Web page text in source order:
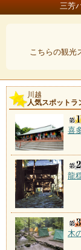
三芳
こちらの観光
川越
人気スポットラ
喜
龍
木